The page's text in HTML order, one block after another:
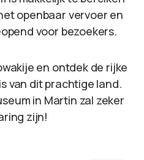
openbaar vervoer en
voor bezoekers.
en ontdek de rijke
van dit prachtige land.
in Martin zal zeker
zijn!